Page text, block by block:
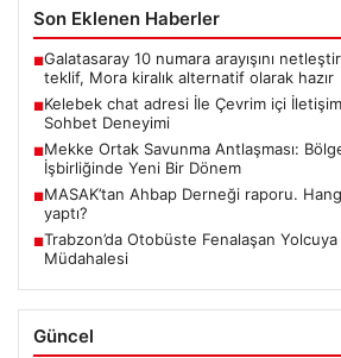
Son Eklenen Haberler
■Galatasaray 10 numara arayışını
teklif, Mora kiralık alternatif olarak hazır
■Kelebek chat adresi İle Çevrim içi
Sohbet Deneyimi
■Mekke Ortak Savunma Antlaşması:
İşbirliğinde Yeni Bir Dönem
■MASAK’tan Ahbap Derneği raporu.
yaptı?
■Trabzon’da Otobüste Fenalaşan Yolcuya
Müdahalesi
Güncel